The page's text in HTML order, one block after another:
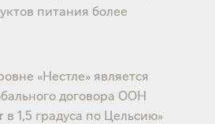
питания более
«Нестле» является
договора ООН
в 1,5 градуса по Цельсию»